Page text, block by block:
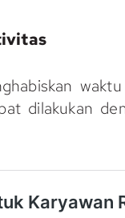
dilakukan